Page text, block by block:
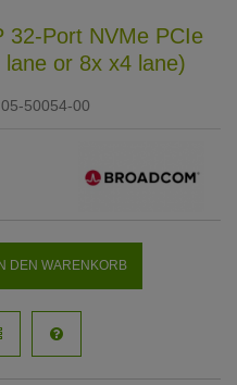
32-Port NVMe PCIe
or 8x x4 lane)
05-50054-00
IN DEN WARENKORB